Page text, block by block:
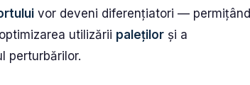
vor deveni diferențiatori — permițând
utilizării paleților și a
perturbărilor.